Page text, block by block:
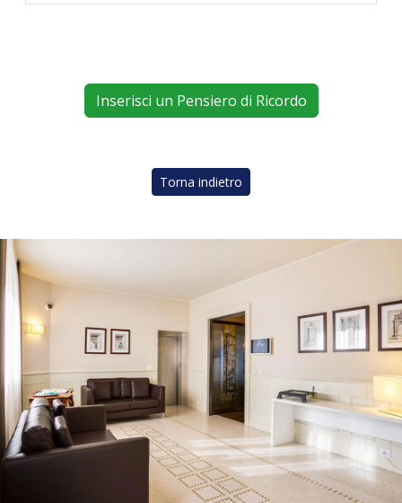
Inserisci un Pensiero di Ricordo
Torna indietro